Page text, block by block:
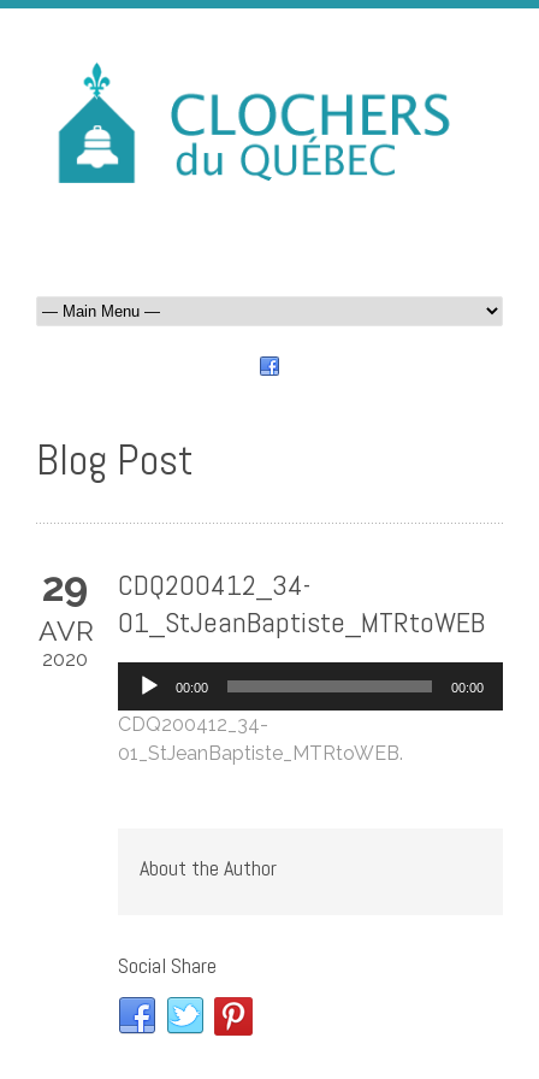
Blog Post
29
AVR
2020
CDQ200412_34-
01_StJeanBaptiste_MTRtoWEB
Lecteur
00:00 00:00
CDQ200412_34-
01_StJeanBaptiste_MTRtoWEB.
About the Author
Social Share